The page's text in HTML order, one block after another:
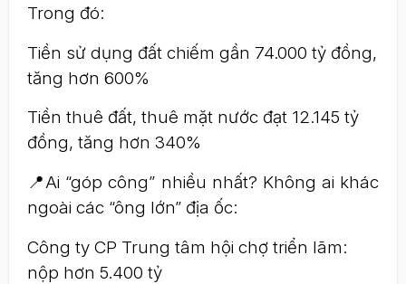
Trong đó:
Tiền sử dụng đất chiếm gần 74.000 tỷ đồng,
tăng hơn 600%
Tiền thuê đất, thuê mặt nước đạt 12.145 tỷ
đồng, tăng hơn 340%
📍Ai “góp công” nhiều nhất? Không ai khác
ngoài các “ông lớn” địa ốc:
Công ty CP Trung tâm hội chợ triển lãm:
nộp hơn 5.400 tỷ